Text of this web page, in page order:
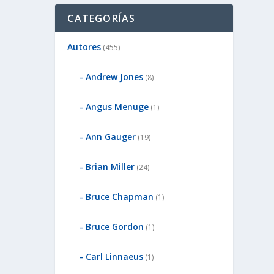
CATEGORÍAS
Autores (455)
Andrew Jones (8)
Angus Menuge (1)
Ann Gauger (19)
Brian Miller (24)
Bruce Chapman (1)
Bruce Gordon (1)
Carl Linnaeus (1)